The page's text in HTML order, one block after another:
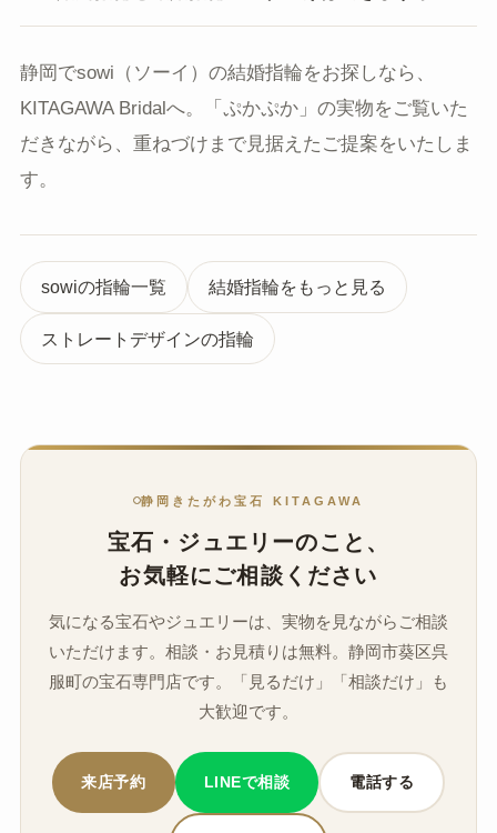
静岡でsowi（ソーイ）の結婚指輪をお探しなら、
KITAGAWA Bridalへ。「ぷかぷか」の実物をご覧いた
だきながら、重ねづけまで見据えたご提案をいたしま
す。
sowiの指輪一覧 結婚指輪をもっと見る
ストレートデザインの指輪
静岡きたがわ宝石 KITAGAWA
宝石・ジュエリーのこと、
お気軽にご相談ください
気になる宝石やジュエリーは、実物を見ながらご相談
いただけます。相談・お見積りは無料。静岡市葵区呉
服町の宝石専門店です。「見るだけ」「相談だけ」も
大歓迎です。
来店予約 LINEで相談 電話する